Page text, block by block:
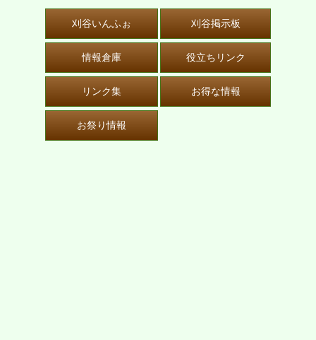
刈谷いんふぉ 刈谷掲示板
情報倉庫 役立ちリンク
リンク集 お得な情報
お祭り情報